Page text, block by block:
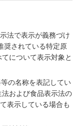
法で表示が義務づけ
奨されている特定原
について表示対象と
の名称を表記してい
および食品表示法の
表示している場合も